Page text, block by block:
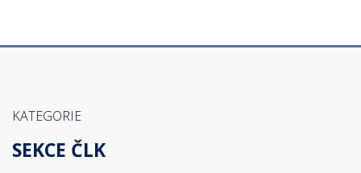
KATEGORIE
SEKCE ČLK